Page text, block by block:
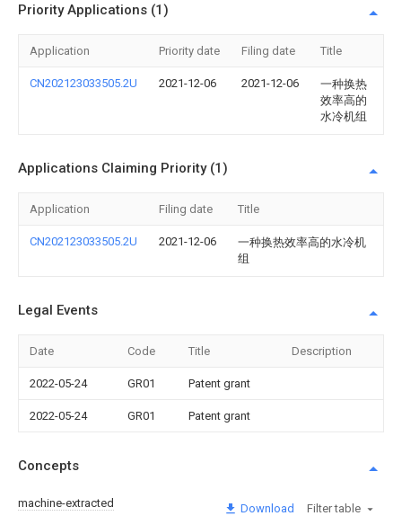
Priority Applications (1)
Application Priority date Filing date Title
CN202123033505.2U 2021-12-06 2021-12-06
一种换热
效率高的
水冷机组
Applications Claiming Priority (1)
Application Filing date Title
CN202123033505.2U 2021-12-06
一种换热效率高的水冷机
组
Legal Events
Date Code Title Description
2022-05-24 GR01 Patent grant
2022-05-24 GR01 Patent grant
Concepts
machine-extracted Download Filter table